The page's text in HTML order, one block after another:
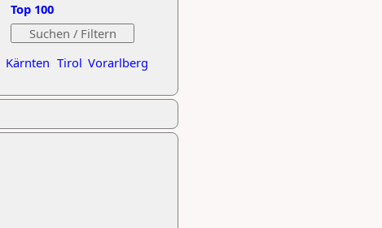
Kärnten Tirol Vorarlberg
Top 100